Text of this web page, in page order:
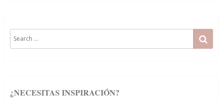
for:
¿NECESITAS INSPIRACIÓN?